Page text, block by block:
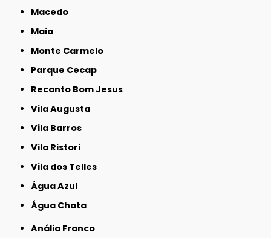
Macedo
Maia
Monte Carmelo
Parque Cecap
Recanto Bom Jesus
Vila Augusta
Vila Barros
Vila Ristori
Vila dos Telles
Água Azul
Água Chata
Anália Franco